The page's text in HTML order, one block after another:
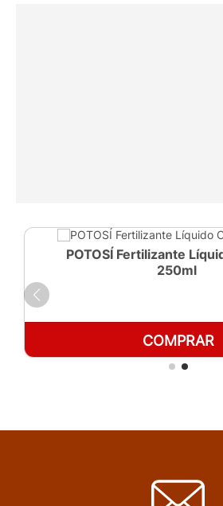
POTOSÍ Fertilizante
250ml
COMPRAR